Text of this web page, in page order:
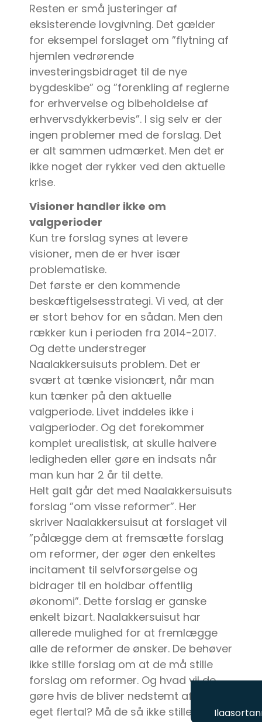
Resten er små justeringer af
eksisterende lovgivning. Det gælder
for eksempel forslaget om ”flytning af
hjemlen vedrørende
investeringsbidraget til de nye
bygdeskibe” og ”forenkling af reglerne
for erhvervelse og bibeholdelse af
erhvervsdykkerbevis”. I sig selv er der
ingen problemer med de forslag. Det
er alt sammen udmærket. Men det er
ikke noget der rykker ved den aktuelle
krise.
Visioner handler ikke om
valgperioder
Kun tre forslag synes at levere
visioner, men de er hver især
problematiske.
Det første er den kommende
beskæftigelsesstrategi. Vi ved, at der
er stort behov for en sådan. Men den
rækker kun i perioden fra 2014-2017.
Og dette understreger
Naalakkersuisuts problem. Det er
svært at tænke visionært, når man
kun tænker på den aktuelle
valgperiode. Livet inddeles ikke i
valgperioder. Og det forekommer
komplet urealistisk, at skulle halvere
ledigheden eller gøre en indsats når
man kun har 2 år til dette.
Helt galt går det med Naalakkersuisuts
forslag ”om visse reformer”. Her
skriver Naalakkersuisut at forslaget vil
”pålægge dem at fremsætte forslag
om reformer, der øger den enkeltes
incitament til selvforsørgelse og
bidrager til en holdbar offentlig
økonomi”. Dette forslag er ganske
enkelt bizart. Naalakkersuisut har
allerede mulighed for at fremlægge
alle de reformer de ønsker. De behøver
ikke stille forslag om at de må stille
forslag om reformer. Og hvad vil de
gøre hvis de bliver nedstemt af deres
eget flertal? Må de så ikke stille forslag